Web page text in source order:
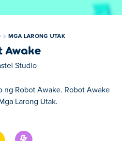
MGA LARONG UTAK
Awake
Studio
ng Robot Awake. Robot Awake
Larong Utak.